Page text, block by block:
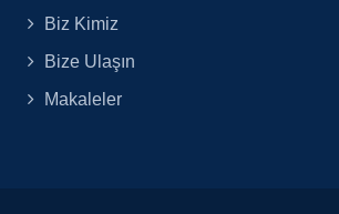
Biz Kimiz
Bize Ulaşın
Makaleler